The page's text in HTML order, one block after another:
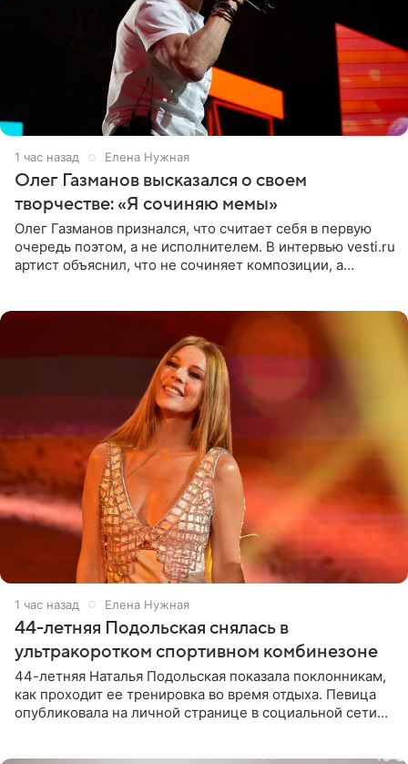
1 час назад Елена Нужная
Олег Газманов высказался о своем
творчестве: «Я сочиняю мемы»
Олег Газманов признался, что считает себя в первую
очередь поэтом, а не исполнителем. В интервью vesti.ru
артист объяснил, что не сочиняет композиции, а
1 час назад Елена Нужная
44-летняя Подольская снялась в
ультракоротком спортивном комбинезоне
44-летняя Наталья Подольская показала поклонникам,
как проходит ее тренировка во время отдыха. Певица
опубликовала на личной странице в социальной сети